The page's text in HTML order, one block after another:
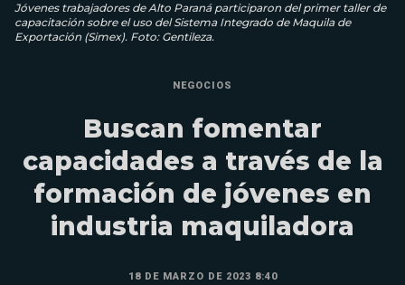
Jóvenes trabajadores de Alto Paraná participaron del primer taller de
capacitación sobre el uso del Sistema Integrado de Maquila de
Exportación (Simex). Foto: Gentileza.
NEGOCIOS
Buscan fomentar
capacidades a través de la
formación de jóvenes en
industria maquiladora
18 DE MARZO DE 2023 8:40